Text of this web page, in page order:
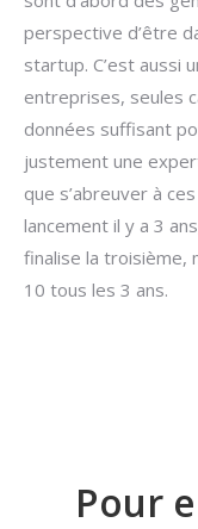
perspective d’être
startup. C’est aussi
entreprises, seules
données suffisant
justement une
que s’abreuver à
lancement il y a 3
finalise la troisième,
10 tous les 3 ans.
Pour